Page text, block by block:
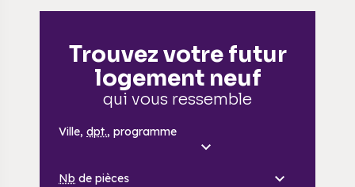
Trouvez votre futur
logement neuf
qui vous ressemble
Ville, dpt., programme
Nb de pièces